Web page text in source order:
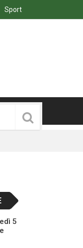
Sport
5